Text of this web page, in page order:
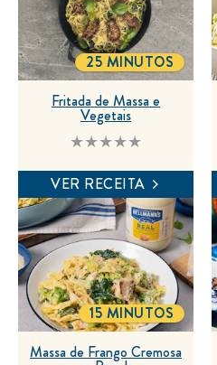
Nenhuma
para
este
recipe
Fritada de Massa e
Vegetais
TOTALTIME
25 MINUTOS
VER RECEITA
Massa de Frango Cremosa
TOTALTIME
15 MINUTOS